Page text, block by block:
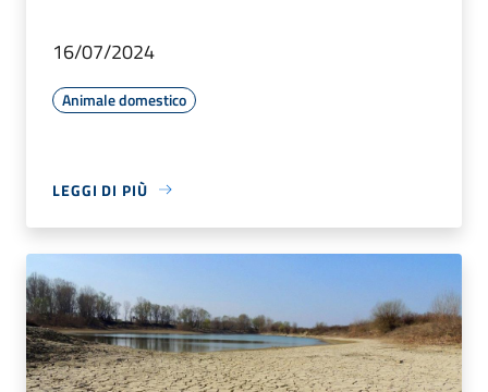
16/07/2024
Animale domestico
LEGGI DI PIÙ